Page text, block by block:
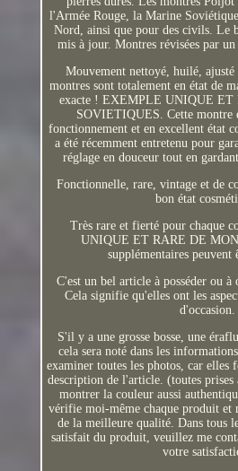
l'Armée Rouge, la Marine
Nord, ainsi que pour des civils. Le
mis à jour. Montres révisées par
Mouvement nettoyé, huilé,
montres sont totalement en état de
exacte ! EXEMPLE UNIQUE ET
SOVIETIQUES. Cette montre
fonctionnement et en excellent état
a été récemment entretenu pour
réglage en douceur tout en
Fonctionnelle, rare, vintage et de
bon état
Très rare et fierté pour chaque
UNIQUE ET RARE DE
supplémentaires peuvent
C'est un bel article à posséder ou
Cela signifie qu'elles ont les
d'occasion.
S'il y a une grosse bosse, une
cela sera noté dans les
examiner toutes les photos, car elles
description de l'article. (toutes
montrer la couleur aussi
vérifie moi-même chaque produit et
de la meilleure qualité. Dans tous
satisfait du produit, veuillez me
votre